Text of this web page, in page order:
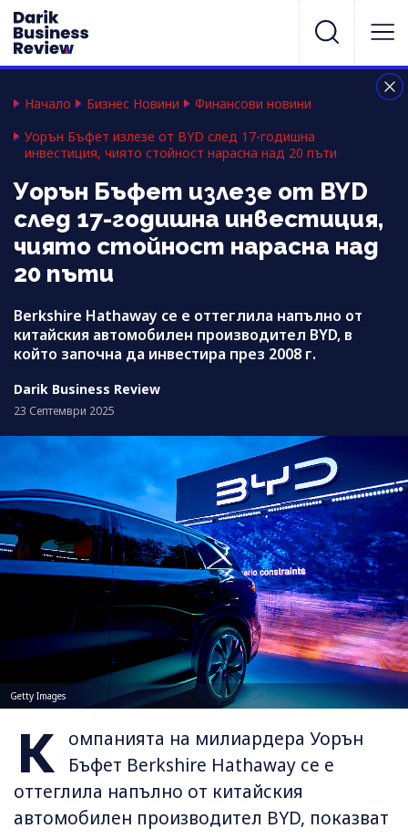
Начало Бизнес Новини
Финансови новини
Уорън Бъфет излезе от BYD след 17-годишна
инвестиция, чиято стойност нарасна над 20 пъти
Уорън Бъфет излезе от BYD
след 17-годишна инвестиция,
чиято стойност нарасна над
20 пъти
Berkshire Hathaway се е оттеглила напълно от
китайския автомобилен производител BYD, в
който започна да инвестира през 2008 г.
Darik Business Review
23 Септември 2025
Getty Images
К
омпанията на милиардера Уорън
Бъфет Berkshire Hathaway се е
оттеглила напълно от китайския
автомобилен производител BYD, показват